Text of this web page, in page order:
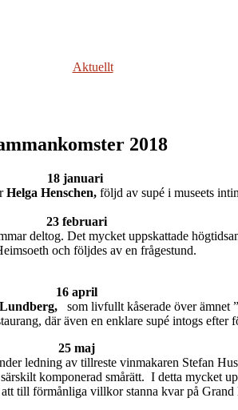
Aktuellt
2018
18 januari
Helga Henschen, följd av supé i museets
23 februari
deltog. Det mycket uppskattade
och följdes av en frågestund.
16 april
som livfullt kåserade över ämnet
där även en enklare supé intogs efter
25 maj
ledning av tillreste vinmakaren Stefan
komponerad smårätt. I detta mycket
till förmånliga villkor stanna kvar på